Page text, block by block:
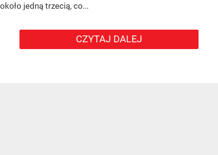
około jedną trzecią, co...
CZYTAJ DALEJ